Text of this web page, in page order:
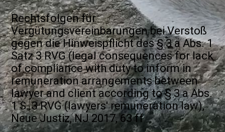
Rechtsfolgen für
Vergütungsvereinbarungen bei Verstoß
gegen die Hinweispflicht des § 3 a Abs. 1
Satz 3 RVG (legal consequences for lack
of compliance with duty to inform in
remuneration arrangements between
lawyer and client according to § 3 a Abs.
1 S. 3 RVG (lawyers' remuneration law),
Neue Justiz, NJ 2017, 63 ff